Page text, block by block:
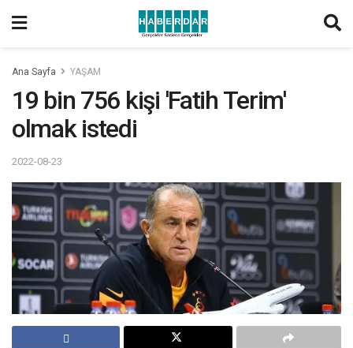
Ana Sayfa YAŞAM
19 bin 756 kişi 'Fatih Terim'
olmak istedi
2022-08-23